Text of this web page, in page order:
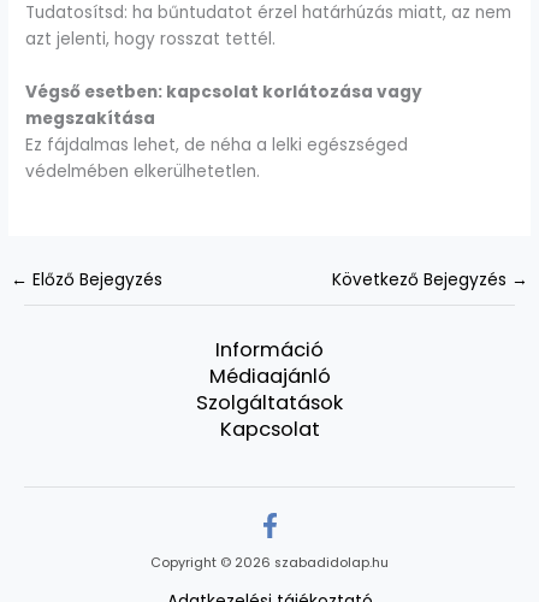
Tudatosítsd: ha bűntudatot érzel határhúzás miatt, az nem
azt jelenti, hogy rosszat tettél.
Végső esetben: kapcsolat korlátozása vagy
megszakítása
Ez fájdalmas lehet, de néha a lelki egészséged
védelmében elkerülhetetlen.
← Előző Bejegyzés Következő Bejegyzés →
Információ
Médiaajánló
Szolgáltatások
Kapcsolat
Copyright © 2026 szabadidolap.hu